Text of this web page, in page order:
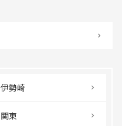
伊勢崎
関東